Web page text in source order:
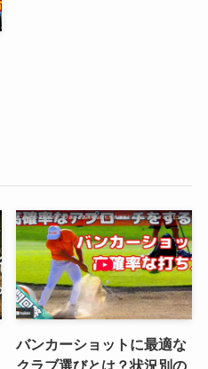
バンカーショットに最適な
クラブ選びとは？状況別の